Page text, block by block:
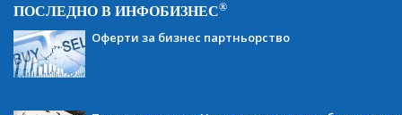
ПОСЛЕДНО В ИНФОБИЗНЕС®
Оферти за бизнес партньорство